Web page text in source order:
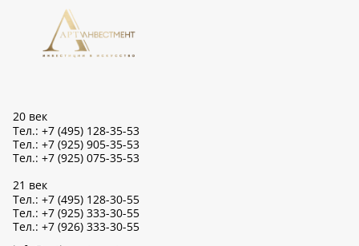
20 век
Тел.: +7 (495) 128-35-53
Тел.: +7 (925) 905-35-53
Тел.: +7 (925) 075-35-53
21 век
Тел.: +7 (495) 128-30-55
Тел.: +7 (925) 333-30-55
Тел.: +7 (926) 333-30-55